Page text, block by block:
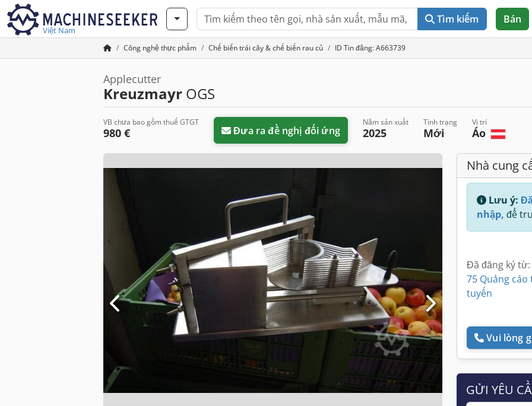
Việt Nam
Tìm kiếm Bán
Công nghệ thực phẩm Chế biến trái cây & chế biến rau củ ID Tin đăng: A663739
Applecutter
Kreuzmayr OGS
VB chưa bao gồm thuế GTGT
980 € Đưa ra đề nghị đối ứng
Năm sản xuất
2025
Tình trạng
Mới
Vị trí
Áo
Nhà cung
Lưu ý:
nhập, để
Đã đăng ký từ:
75 Quảng
tuyến
Vui lòng
GỬI YÊU